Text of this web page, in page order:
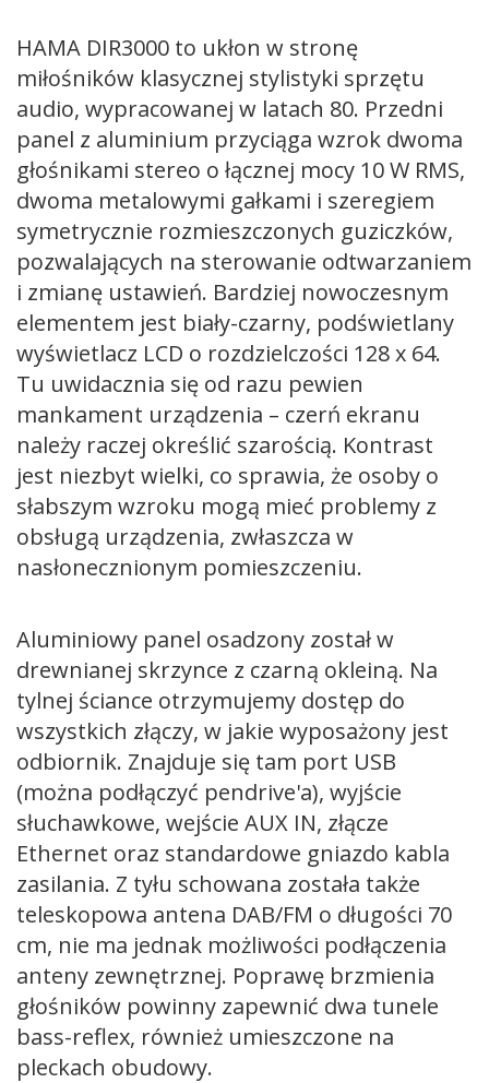
HAMA DIR3000 to ukłon w stronę
miłośników klasycznej stylistyki sprzętu
audio, wypracowanej w latach 80. Przedni
panel z aluminium przyciąga wzrok dwoma
głośnikami stereo o łącznej mocy 10 W RMS,
dwoma metalowymi gałkami i szeregiem
symetrycznie rozmieszczonych guziczków,
pozwalających na sterowanie odtwarzaniem
i zmianę ustawień. Bardziej nowoczesnym
elementem jest biały-czarny, podświetlany
wyświetlacz LCD o rozdzielczości 128 x 64.
Tu uwidacznia się od razu pewien
mankament urządzenia – czerń ekranu
należy raczej określić szarością. Kontrast
jest niezbyt wielki, co sprawia, że osoby o
słabszym wzroku mogą mieć problemy z
obsługą urządzenia, zwłaszcza w
nasłonecznionym pomieszczeniu.
Aluminiowy panel osadzony został w
drewnianej skrzynce z czarną okleiną. Na
tylnej ściance otrzymujemy dostęp do
wszystkich złączy, w jakie wyposażony jest
odbiornik. Znajduje się tam port USB
(można podłączyć pendrive'a), wyjście
słuchawkowe, wejście AUX IN, złącze
Ethernet oraz standardowe gniazdo kabla
zasilania. Z tyłu schowana została także
teleskopowa antena DAB/FM o długości 70
cm, nie ma jednak możliwości podłączenia
anteny zewnętrznej. Poprawę brzmienia
głośników powinny zapewnić dwa tunele
bass-reflex, również umieszczone na
pleckach obudowy.